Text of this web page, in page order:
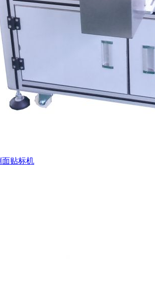
面贴标机